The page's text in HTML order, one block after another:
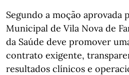
Segundo a moção aprovada
Municipal de Vila Nova de
da Saúde deve promover
contrato exigente,
resultados clínicos e